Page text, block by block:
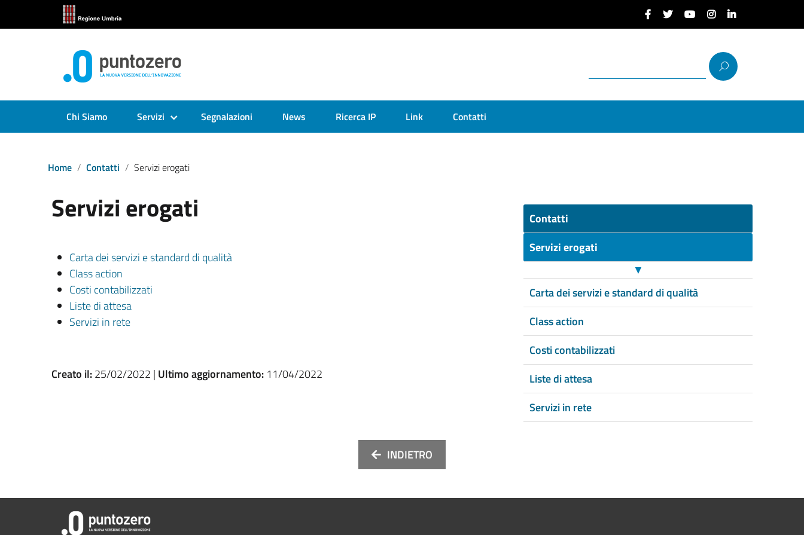
Chi Siamo Servizi Segnalazioni News Ricerca IP Link Contatti
Home Contatti Servizi erogati
Servizi erogati
Carta dei servizi e standard di qualità
Class action
Costi contabilizzati
Liste di attesa
Servizi in rete
Creato il:25/02/2022 | Ultimo aggiornamento: 11/04/2022
Contatti
Servizi erogati
▼
Carta dei servizi e standard di qualità
Class action
Costi contabilizzati
Liste di attesa
Servizi in rete
INDIETRO